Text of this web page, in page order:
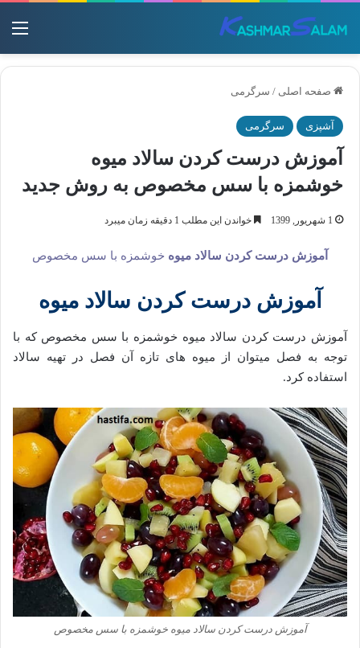
صفحه اصلی / سرگرمی
آشپزی سرگرمی
آموزش درست کردن سالاد میوه
خوشمزه با سس مخصوص به روش جدید
1 شهریور, 1399 خواندن این مطلب 1 دقیقه زمان میبرد
آموزش درست کردن سالاد میوه خوشمزه با سس مخصوص
آموزش درست کردن سالاد میوه
آموزش درست کردن سالاد میوه خوشمزه با سس مخصوص که با
توجه به فصل میتوان از میوه های تازه آن فصل در تهیه سالاد
استفاده کرد.
آموزش درست کردن سالاد میوه خوشمزه با سس مخصوص